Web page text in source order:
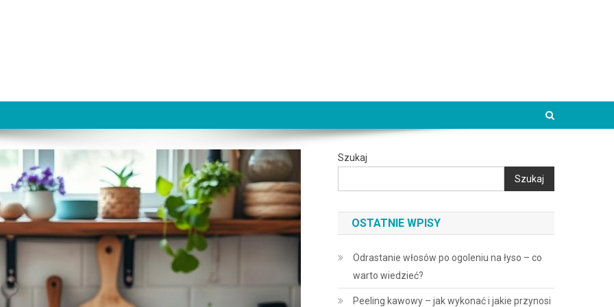
Szukaj
Szukaj
OSTATNIE WPISY
Odrastanie włosów po ogoleniu na łyso – co
warto wiedzieć?
Peeling kawowy – jak wykonać i jakie przynosi